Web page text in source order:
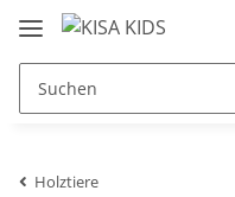
Holztiere